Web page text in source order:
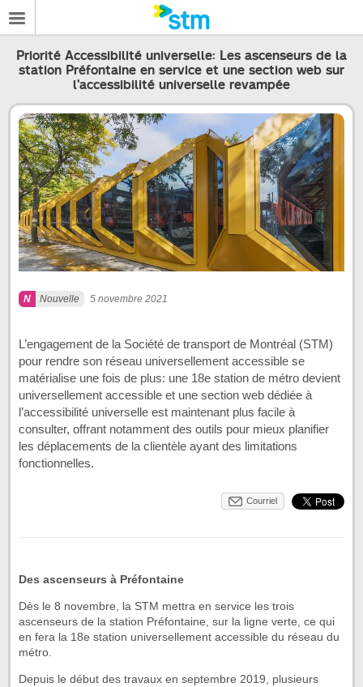
Priorité Accessibilité universelle: Les ascenseurs de la
station Préfontaine en service et une section web sur
l’accessibilité universelle revampée
Nouvelle 5 novembre 2021
L’engagement de la Société de transport de Montréal (STM)
pour rendre son réseau universellement accessible se
matérialise une fois de plus: une 18e station de métro devient
universellement accessible et une section web dédiée à
l’accessibilité universelle est maintenant plus facile à
consulter, offrant notamment des outils pour mieux planifier
les déplacements de la clientèle ayant des limitations
fonctionnelles.
Courriel
Des ascenseurs à Préfontaine
Dès le 8 novembre, la STM mettra en service les trois
ascenseurs de la station Préfontaine, sur la ligne verte, ce qui
en fera la 18e station universellement accessible du réseau du
métro.
Depuis le début des travaux en septembre 2019, plusieurs